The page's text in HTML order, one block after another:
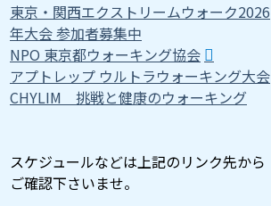
東京・関西エクストリームウォーク2026
年大会 参加者募集中
NPO 東京都ウォーキング協会
アプトレップ ウルトラウォーキング大会
CHYLIM 挑戦と健康のウォーキング
スケジュールなどは上記のリンク先から
ご確認下さいませ。